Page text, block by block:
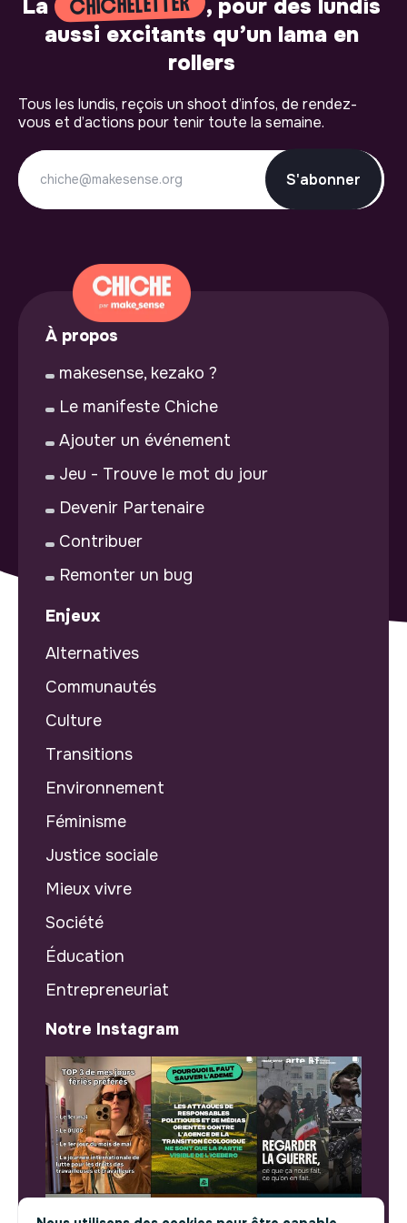
La
, pour des lundis
aussi excitants qu’un lama en
rollers
Tous les lundis, reçois un shoot d’infos, de rendez-
vous et d’actions pour tenir toute la semaine.
S'abonner
À propos
makesense, kezako ?
Le manifeste Chiche
Ajouter un événement
Jeu - Trouve le mot du jour
Devenir Partenaire
Contribuer
Remonter un bug
Enjeux
Alternatives
Communautés
Culture
Transitions
Environnement
Féminisme
Justice sociale
Mieux vivre
Société
Éducation
Entrepreneuriat
Notre Instagram